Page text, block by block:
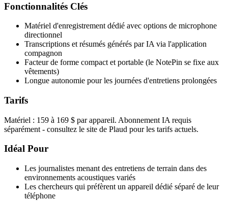
Fonctionnalités Clés
Matériel d'enregistrement dédié avec options de microphone
directionnel
Transcriptions et résumés générés par IA via l'application
compagnon
Facteur de forme compact et portable (le NotePin se fixe aux
vêtements)
Longue autonomie pour les journées d'entretiens prolongées
Tarifs
Matériel : 159 à 169 $ par appareil. Abonnement IA requis
séparément - consultez le site de Plaud pour les tarifs actuels.
Idéal Pour
Les journalistes menant des entretiens de terrain dans des
environnements acoustiques variés
Les chercheurs qui préfèrent un appareil dédié séparé de leur
téléphone